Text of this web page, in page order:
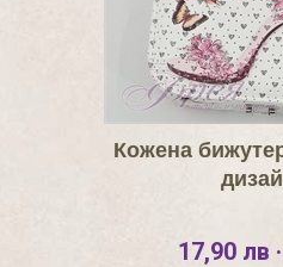
Кожена
17,90 лв